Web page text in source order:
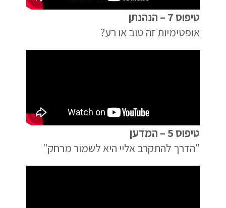
טיפוס 7 – הנהנתן
אופטימיות זה טוב או רע?
טיפוס 5 – המדען
"הדרך להתקרב אליי היא לשמור מרחק"